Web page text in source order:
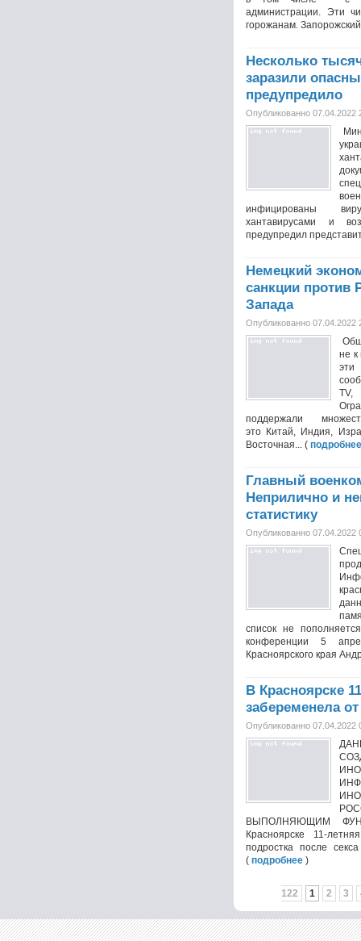
администрации. Эти
горожанам.
Несколько
заразили
предупредило
Опубликованно 07.04.2022
инфицированы
хантавирусами и
предупредил
Немецкий
санкции против
Запада
Опубликованно 07.04.2022
не к
эти
TV,
поддержали
это Китай, Индия,
Восточная... ( подробнее
Главный
Неприлично и
статистику
Опубликованно 07.04.2022
список не
конференции 5
Красноярского края
В Красноярске
забеременела
Опубликованно 07.04.2022
ВЫПОЛНЯЮЩИМ
Красноярске 11-
подростка после
( подробнее )
122 1 2 3